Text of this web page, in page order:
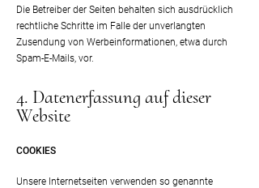
Die Betreiber der Seiten behalten sich ausdrücklich
rechtliche Schritte im Falle der unverlangten
Zusendung von Werbeinformationen, etwa durch
Spam-E-Mails, vor.
4. Datenerfassung auf dieser
Website
COOKIES
Unsere Internetseiten verwenden so genannte